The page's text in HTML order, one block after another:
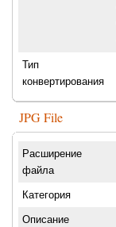
Тип
конвертирования
JPG File
Расширение
файла
Категория
Описание